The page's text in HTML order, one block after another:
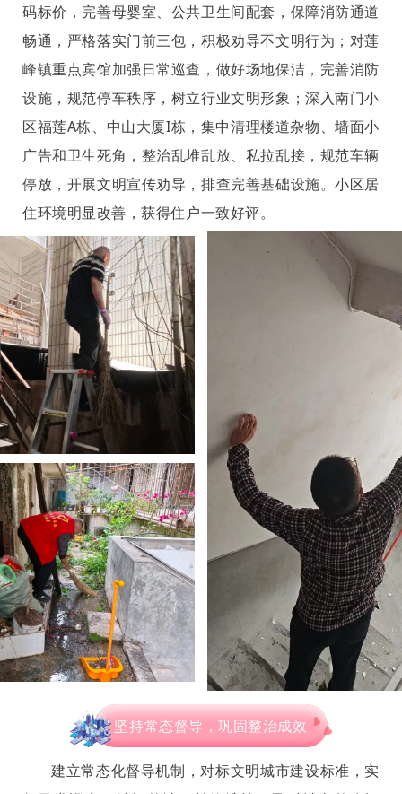
码标价，完善母婴室、公共卫生间配套，保障消防通道
畅通，严格落实门前三包，积极劝导不文明行为；对莲
峰镇重点宾馆加强日常巡查，做好场地保洁，完善消防
设施，规范停车秩序，树立行业文明形象；深入南门小
区福莲A栋、中山大厦I栋，集中清理楼道杂物、墙面小
广告和卫生死角，整治乱堆乱放、私拉乱接，规范车辆
停放，开展文明宣传劝导，排查完善基础设施。小区居
住环境明显改善，获得住户一致好评。
坚持常态督导，巩固整治成效
建立常态化督导机制，对标文明城市建设标准，实